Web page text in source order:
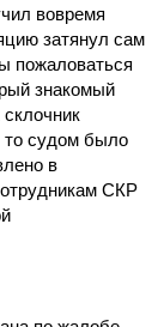
вовремя
затянул сам
пожаловаться
знакомый
склочник
то судом было
в
СКР